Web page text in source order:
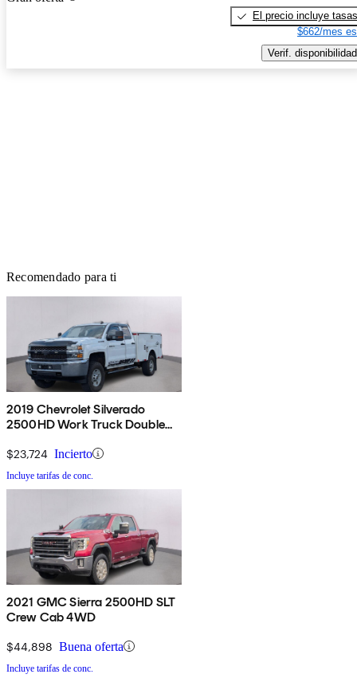
El precio incluye tasas
$662/mes
Verif. disponibilidad
Recomendado para ti
2019 Chevrolet Silverado
2500HD Work Truck Double
$23,724 Incierto
Incluye tarifas de conc.
2021 GMC Sierra 2500HD SLT
Crew Cab 4WD
$44,898 Buena oferta
Incluye tarifas de conc.